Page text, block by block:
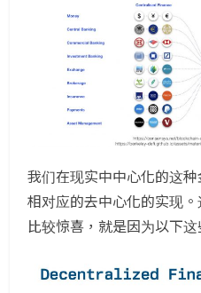
我们在现实中中心化的这
相对应的去中心化的实现
比较惊喜，就是因为以下这